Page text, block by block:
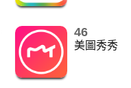
46
美圖秀秀